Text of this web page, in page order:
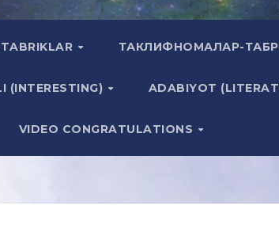
ТАКЛИФНОМАЛАР-
(INTERESTING) ADABIYOT
VIDEO CONGRATULATIONS